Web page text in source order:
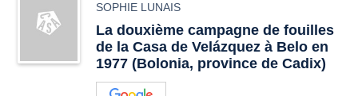
SOPHIE LUNAIS
La douxième campagne de fouilles
de la Casa de Velázquez à Belo en
1977 (Bolonia, province de Cadix)